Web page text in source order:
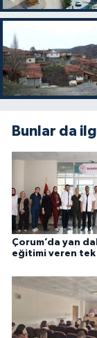
Bunlar da
Çorum’da yan
eğitimi veren tek